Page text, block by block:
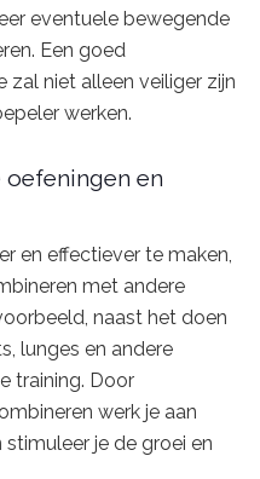
eventuele bewegende
Een goed
zal niet alleen veiliger zijn
werken.
en
en effectiever te maken,
met andere
naast het doen
lunges en andere
training. Door
werk je aan
je de groei en